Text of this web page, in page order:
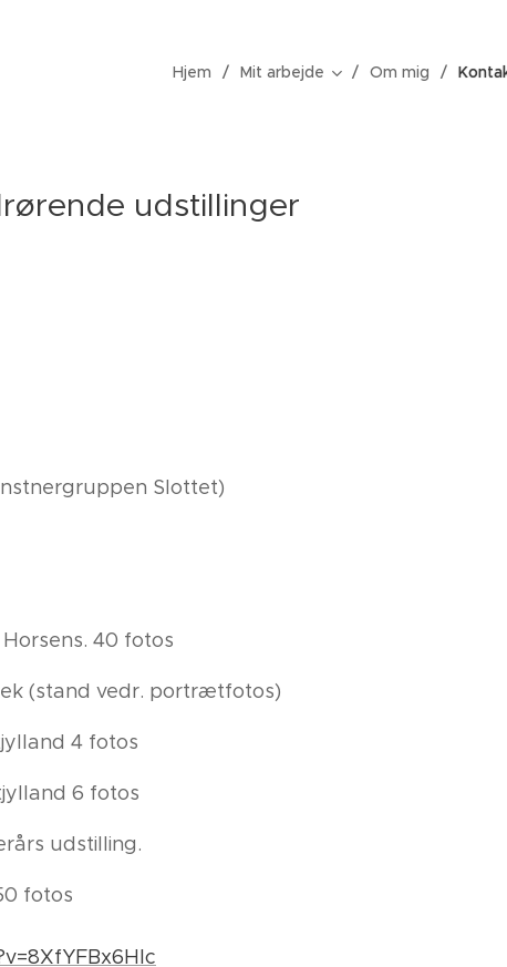
Hjem Mit arbejde Om mig
udstillinger
Slottet)
40 fotos
(stand vedr. portrætfotos)
4 fotos
6 fotos
udstilling.
fotos